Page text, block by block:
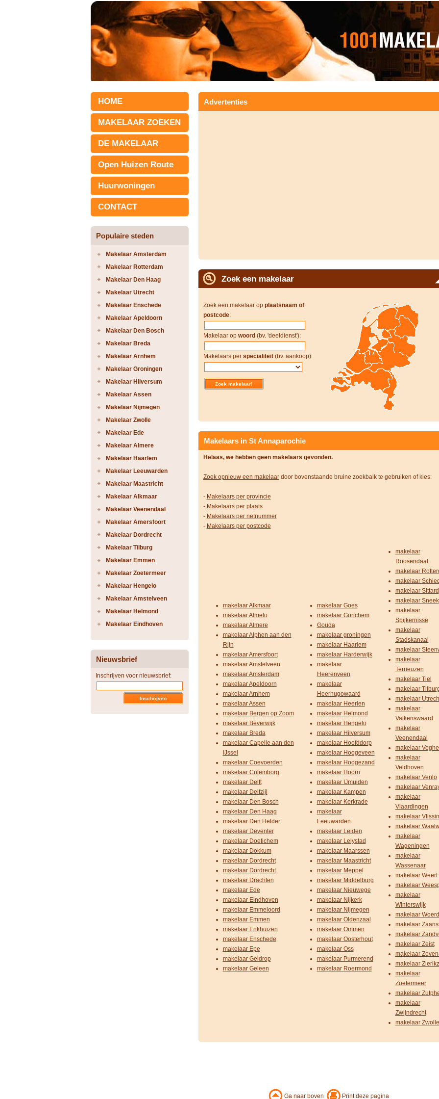
HOME
MAKELAAR ZOEKEN
DE MAKELAAR
Open Huizen Route
Huurwoningen
CONTACT
Populaire steden
Makelaar Amsterdam
Makelaar Rotterdam
Makelaar Den Haag
Makelaar Utrecht
Makelaar Enschede
Makelaar Apeldoorn
Makelaar Den Bosch
Makelaar Breda
Makelaar Arnhem
Makelaar Groningen
Makelaar Hilversum
Makelaar Assen
Makelaar Nijmegen
Makelaar Zwolle
Makelaar Ede
Makelaar Almere
Makelaar Haarlem
Makelaar Leeuwarden
Makelaar Maastricht
Makelaar Alkmaar
Makelaar Veenendaal
Makelaar Amersfoort
Makelaar Dordrecht
Makelaar Tilburg
Makelaar Emmen
Makelaar Zoetermeer
Makelaar Hengelo
Makelaar Amstelveen
Makelaar Helmond
Makelaar Eindhoven
Nieuwsbrief
Inschrijven voor nieuwsbrief:
Advertenties
Zoek een makelaar
Zoek een makelaar op plaatsnaam of
postcode:
Makelaar op woord (bv. 'deeldienst'):
Makelaars per specialiteit(bv. aankoop):
Makelaars in St Annaparochie
Helaas, we hebben geen makelaars gevonden.
Zoek opnieuw een makelaardoor bovenstaande bruine zoekbalk te gebruiken of kies:
- Makelaars per provincie
- Makelaars per plaats
- Makelaars per netnummer
- Makelaars per postcode
makelaar Alkmaar
makelaar Almelo
makelaar Almere
makelaar Alphen aan den
Rijn
makelaar Amersfoort
makelaar Amstelveen
makelaar Amsterdam
makelaar Apeldoorn
makelaar Arnhem
makelaar Assen
makelaar Bergen op Zoom
makelaar Beverwijk
makelaar Breda
makelaar Capelle aan den
IJssel
makelaar Coevoerden
makelaar Culemborg
makelaar Delft
makelaar Delfzijl
makelaar Den Bosch
makelaar Den Haag
makelaar Den Helder
makelaar Deventer
makelaar Doetichem
makelaar Dokkum
makelaar Dordrecht
makelaar Dordrecht
makelaar Drachten
makelaar Ede
makelaar Eindhoven
makelaar Emmeloord
makelaar Emmen
makelaar Enkhuizen
makelaar Enschede
makelaar Epe
makelaar Geldrop
makelaar Geleen
makelaar Goes
makelaar Gorichem
Gouda
makelaar groningen
makelaar Haarlem
makelaar Harderwijk
makelaar
Heerenveen
makelaar
Heerhugowaard
makelaar Heerlen
makelaar Helmond
makelaar Hengelo
makelaar Hilversum
makelaar Hoofddorp
makelaar Hoogeveen
makelaar Hoogezand
makelaar Hoorn
makelaar IJmuiden
makelaar Kampen
makelaar Kerkrade
makelaar
Leeuwarden
makelaar Leiden
makelaar Lelystad
makelaar Maarssen
makelaar Maastricht
makelaar Meppel
makelaar Middelburg
makelaar Nieuwege
makelaar Nijkerk
makelaar Nijmegen
makelaar Oldenzaal
makelaar Ommen
makelaar Oosterhout
makelaar Oss
makelaar Purmerend
makelaar Roermond
makelaar
Roosendaal
makelaar
makelaar
makelaar Sittard
makelaar Sneek
makelaar
Spijkernisse
makelaar
Stadskanaal
makelaar
makelaar
Terneuzen
makelaar Tiel
makelaar
makelaar
makelaar
Valkenswaard
makelaar
Veenendaal
makelaar
makelaar
Veldhoven
makelaar Venlo
makelaar
makelaar
Vlaardingen
makelaar
makelaar
makelaar
Wageningen
makelaar
Wassenaar
makelaar Weert
makelaar
makelaar
Winterswijk
makelaar
makelaar
makelaar
makelaar Zeist
makelaar
makelaar
makelaar
Zoetermeer
makelaar
makelaar
Zwijndrecht
makelaar Zwolle
Ga naar boven Print deze pagina